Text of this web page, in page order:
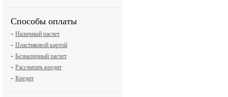
Способы оплаты
- Наличный расчет
- Пластиковой картой
- Безналичный расчет
- Рассчитать кредит
- Кредит